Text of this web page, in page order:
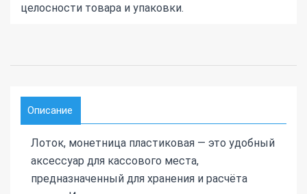
целосности товара и упаковки.
Описание
Лоток, монетница пластиковая — это удобный
аксессуар для кассового места,
предназначенный для хранения и расчёта